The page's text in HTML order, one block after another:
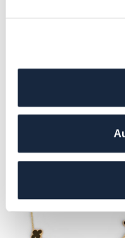
Das könnte